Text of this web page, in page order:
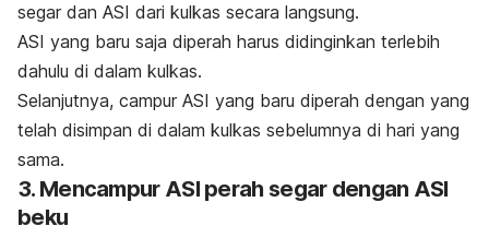
segar dan ASI dari kulkas secara langsung.
ASI yang baru saja diperah harus didinginkan terlebih
dahulu di dalam kulkas.
Selanjutnya, campur ASI yang baru diperah dengan yang
telah disimpan di dalam kulkas sebelumnya di hari yang
sama.
3. Mencampur ASI perah segar dengan ASI
beku